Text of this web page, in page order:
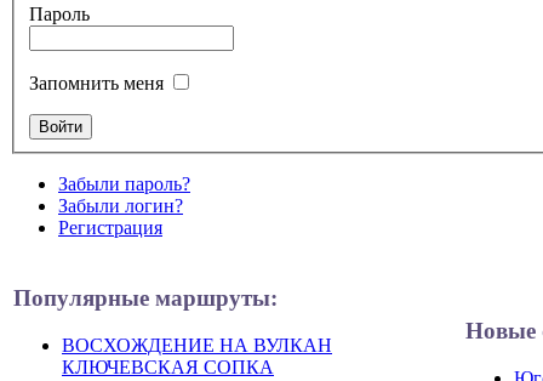
Пароль
Запомнить меня
Забыли пароль?
Забыли логин?
Регистрация
Популярные маршруты:
ВОСХОЖДЕНИЕ НА ВУЛКАН
КЛЮЧЕВСКАЯ СОПКА
Новые